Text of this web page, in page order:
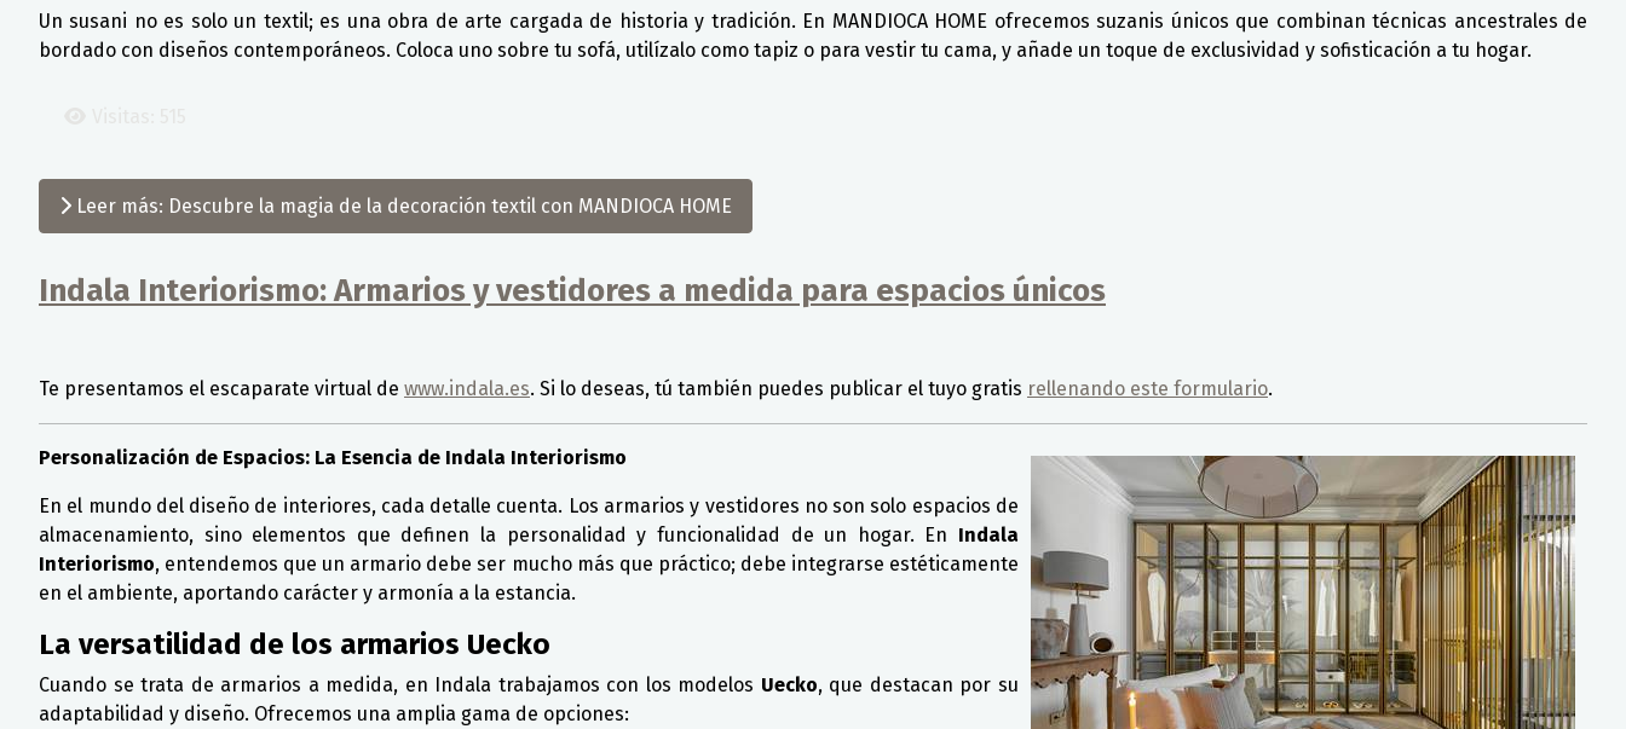
Un susani no es solo un textil; es una obra de arte cargada de historia y tradición. En MANDIOCA HOME ofrecemos suzanis únicos que combinan técnicas ancestrales de
bordado con diseños contemporáneos. Coloca uno sobre tu sofá, utilízalo como tapiz o para vestir tu cama, y añade un toque de exclusividad y sofisticación a tu hogar.
Leer más: Descubre la magia de la decoración textil con MANDIOCA HOME
Indala Interiorismo: Armarios y vestidores a medida para espacios únicos
Te presentamos el escaparate virtual de www.indala.es. Si lo deseas, tú también puedes publicar el tuyo gratis rellenando este formulario.
Personalización de Espacios: La Esencia de Indala Interiorismo
En el mundo del diseño de interiores, cada detalle cuenta. Los armarios y vestidores no son solo espacios de
almacenamiento, sino elementos que definen la personalidad y funcionalidad de un hogar. En Indala
Interiorismo, entendemos que un armario debe ser mucho más que práctico; debe integrarse estéticamente
en el ambiente, aportando carácter y armonía a la estancia.
La versatilidad de los armarios Uecko
Cuando se trata de armarios a medida, en Indala trabajamos con los modelos Uecko, que destacan por su
adaptabilidad y diseño. Ofrecemos una amplia gama de opciones: